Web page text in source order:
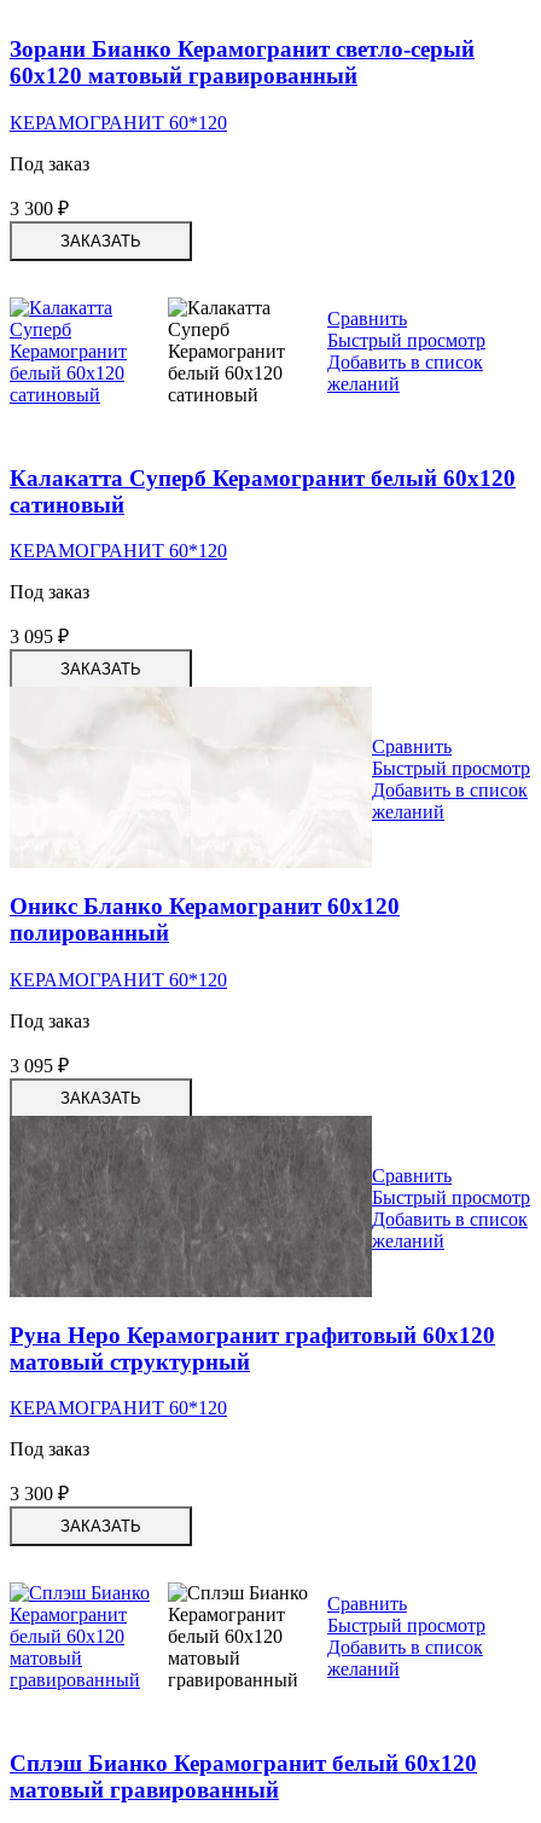
Зорани Бианко Керамогранит светло-серый
60х120 матовый гравированный
КЕРАМОГРАНИТ 60*120
Под заказ
3 300 ₽
ЗАКАЗАТЬ
Сравнить
Быстрый просмотр
Добавить в список
желаний
Калакатта Суперб Керамогранит белый 60х120
сатиновый
КЕРАМОГРАНИТ 60*120
Под заказ
3 095 ₽
ЗАКАЗАТЬ
Сравнить
Быстрый просмотр
Добавить в список
желаний
Оникс Бланко Керамогранит 60х120
полированный
КЕРАМОГРАНИТ 60*120
Под заказ
3 095 ₽
ЗАКАЗАТЬ
Сравнить
Быстрый просмотр
Добавить в список
желаний
Руна Неро Керамогранит графитовый 60х120
матовый структурный
КЕРАМОГРАНИТ 60*120
Под заказ
3 300 ₽
ЗАКАЗАТЬ
Сравнить
Быстрый просмотр
Добавить в список
желаний
Сплэш Бианко Керамогранит белый 60х120
матовый гравированный